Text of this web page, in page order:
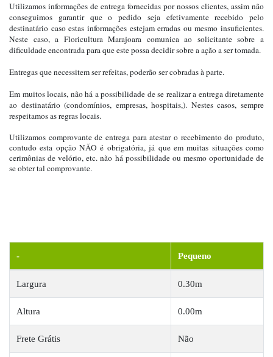
Utilizamos informações de entrega fornecidas por nossos clientes, assim não
conseguimos garantir que o pedido seja efetivamente recebido pelo
destinatário caso estas informações estejam erradas ou mesmo insuficientes.
Neste caso, a Floricultura Marajoara comunica ao solicitante sobre a
dificuldade encontrada para que este possa decidir sobre a ação a ser tomada.
Entregas que necessitem ser refeitas, poderão ser cobradas à parte.
Em muitos locais, não há a possibilidade de se realizar a entrega diretamente
ao destinatário (condomínios, empresas, hospitais,). Nestes casos, sempre
respeitamos as regras locais.
Utilizamos comprovante de entrega para atestar o recebimento do produto,
contudo esta opção NÃO é obrigatória, já que em muitas situações como
cerimônias de velório, etc. não há possibilidade ou mesmo oportunidade de
se obter tal comprovante.
- Pequeno
Largura 0.30m
Altura 0.00m
Frete Grátis Não